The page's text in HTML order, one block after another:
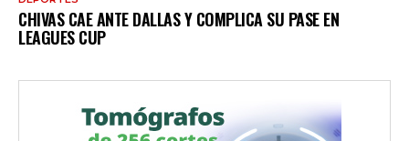
CHIVAS CAE ANTE DALLAS Y COMPLICA SU PASE EN
LEAGUES CUP